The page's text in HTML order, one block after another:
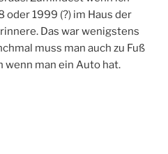
oder 1999 (?) im Haus der
Das war wenigstens
muss man auch zu Fuß
wenn man ein Auto hat.